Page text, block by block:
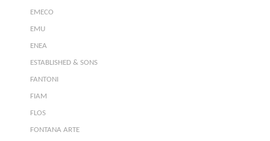
EMECO
EMU
ENEA
ESTABLISHED & SONS
FANTONI
FIAM
FLOS
FONTANA ARTE